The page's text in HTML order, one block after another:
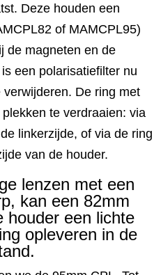
Deze houden een
of MAMCPL95)
de magneten en de
een polarisatiefilter nu
De ring met
te verdraaien: via
linkerzijde, of via de ring
van de houder.
lenzen met een
kan een 82mm
houder een lichte
opleveren in de